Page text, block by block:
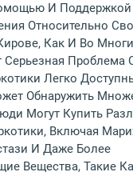
И
Относительно
Как И Во
Серьезная Проблема
Легко
Обнаружить
Могут Купить
Включая
И Даже Более
Вещества, Такие